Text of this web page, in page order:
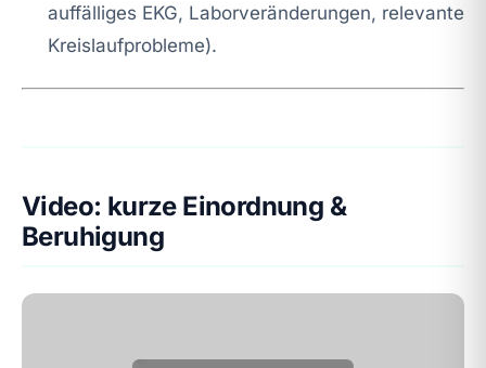
auffälliges EKG, Laborveränderungen, relevante
Kreislaufprobleme).
Video: kurze Einordnung &
Beruhigung